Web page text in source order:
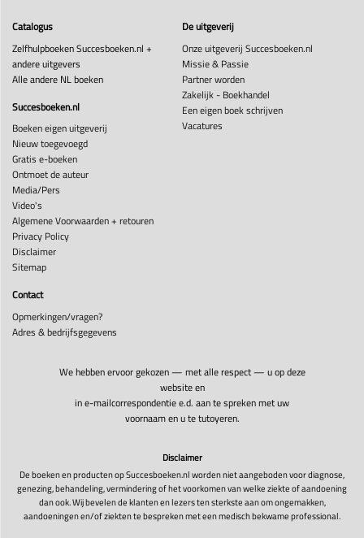
Catalogus
Zelfhulpboeken Succesboeken.nl +
andere uitgevers
Alle andere NL boeken
Succesboeken.nl
Boeken eigen uitgeverij
Nieuw toegevoegd
Gratis e-boeken
Ontmoet de auteur
Media/Pers
Video's
Algemene Voorwaarden + retouren
Privacy Policy
Disclaimer
Sitemap
De uitgeverij
Onze uitgeverij Succesboeken.nl
Missie & Passie
Partner worden
Zakelijk - Boekhandel
Een eigen boek schrijven
Vacatures
Contact
Opmerkingen/vragen?
Adres & bedrijfsgegevens
We hebben ervoor gekozen — met alle respect — u op deze
website en
in e-mailcorrespondentie e.d. aan te spreken met uw
voornaam en u te tutoyeren.
Disclaimer
De boeken en producten op Succesboeken.nl worden niet aangeboden voor diagnose,
genezing, behandeling, vermindering of het voorkomen van welke ziekte of aandoening
dan ook. Wij bevelen de klanten en lezers ten sterkste aan om ongemakken,
aandoeningen en/of ziekten te bespreken met een medisch bekwame professional.